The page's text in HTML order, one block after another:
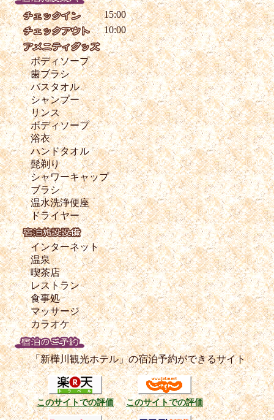
15:00
10:00
ボディソープ
歯ブラシ
バスタオル
シャンプー
リンス
ボディソープ
浴衣
ハンドタオル
髭剃り
シャワーキャップ
ブラシ
温水洗浄便座
ドライヤー
インターネット
温泉
喫茶店
レストラン
食事処
マッサージ
カラオケ
「新樺川観光ホテル」の宿泊予約ができるサイト
このサイトでの評価 このサイトでの評価